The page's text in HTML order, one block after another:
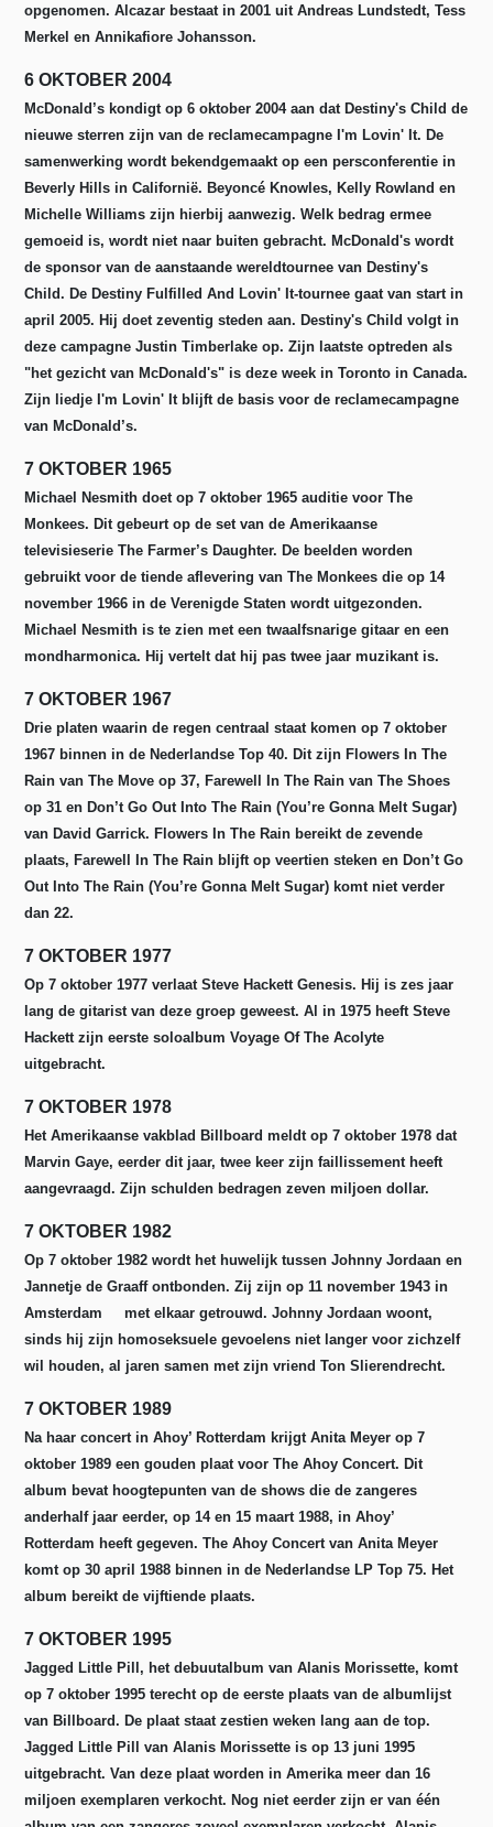
opgenomen. Alcazar bestaat in 2001 uit Andreas Lundstedt, Tess
Merkel en Annikafiore Johansson.
6 OKTOBER 2004
McDonald’s kondigt op 6 oktober 2004 aan dat Destiny's Child de
nieuwe sterren zijn van de reclamecampagne I'm Lovin' It. De
samenwerking wordt bekendgemaakt op een persconferentie in
Beverly Hills in Californië. Beyoncé Knowles, Kelly Rowland en
Michelle Williams zijn hierbij aanwezig. Welk bedrag ermee
gemoeid is, wordt niet naar buiten gebracht. McDonald's wordt
de sponsor van de aanstaande wereldtournee van Destiny's
Child. De Destiny Fulfilled And Lovin' It-tournee gaat van start in
april 2005. Hij doet zeventig steden aan. Destiny's Child volgt in
deze campagne Justin Timberlake op. Zijn laatste optreden als
"het gezicht van McDonald's" is deze week in Toronto in Canada.
Zijn liedje I'm Lovin' It blijft de basis voor de reclamecampagne
van McDonald’s.
7 OKTOBER 1965
Michael Nesmith doet op 7 oktober 1965 auditie voor The
Monkees. Dit gebeurt op de set van de Amerikaanse
televisieserie The Farmer’s Daughter. De beelden worden
gebruikt voor de tiende aflevering van The Monkees die op 14
november 1966 in de Verenigde Staten wordt uitgezonden.
Michael Nesmith is te zien met een twaalfsnarige gitaar en een
mondharmonica. Hij vertelt dat hij pas twee jaar muzikant is.
7 OKTOBER 1967
Drie platen waarin de regen centraal staat komen op 7 oktober
1967 binnen in de Nederlandse Top 40. Dit zijn Flowers In The
Rain van The Move op 37, Farewell In The Rain van The Shoes
op 31 en Don’t Go Out Into The Rain (You’re Gonna Melt Sugar)
van David Garrick. Flowers In The Rain bereikt de zevende
plaats, Farewell In The Rain blijft op veertien steken en Don’t Go
Out Into The Rain (You’re Gonna Melt Sugar) komt niet verder
dan 22.
7 OKTOBER 1977
Op 7 oktober 1977 verlaat Steve Hackett Genesis. Hij is zes jaar
lang de gitarist van deze groep geweest. Al in 1975 heeft Steve
Hackett zijn eerste soloalbum Voyage Of The Acolyte
uitgebracht.
7 OKTOBER 1978
Het Amerikaanse vakblad Billboard meldt op 7 oktober 1978 dat
Marvin Gaye, eerder dit jaar, twee keer zijn faillissement heeft
aangevraagd. Zijn schulden bedragen zeven miljoen dollar.
7 OKTOBER 1982
Op 7 oktober 1982 wordt het huwelijk tussen Johnny Jordaan en
Jannetje de Graaff ontbonden. Zij zijn op 11 november 1943 in
Amsterdam met elkaar getrouwd. Johnny Jordaan woont,
sinds hij zijn homoseksuele gevoelens niet langer voor zichzelf
wil houden, al jaren samen met zijn vriend Ton Slierendrecht.
7 OKTOBER 1989
Na haar concert in Ahoy’ Rotterdam krijgt Anita Meyer op 7
oktober 1989 een gouden plaat voor The Ahoy Concert. Dit
album bevat hoogtepunten van de shows die de zangeres
anderhalf jaar eerder, op 14 en 15 maart 1988, in Ahoy’
Rotterdam heeft gegeven. The Ahoy Concert van Anita Meyer
komt op 30 april 1988 binnen in de Nederlandse LP Top 75. Het
album bereikt de vijftiende plaats.
7 OKTOBER 1995
Jagged Little Pill, het debuutalbum van Alanis Morissette, komt
op 7 oktober 1995 terecht op de eerste plaats van de albumlijst
van Billboard. De plaat staat zestien weken lang aan de top.
Jagged Little Pill van Alanis Morissette is op 13 juni 1995
uitgebracht. Van deze plaat worden in Amerika meer dan 16
miljoen exemplaren verkocht. Nog niet eerder zijn er van één